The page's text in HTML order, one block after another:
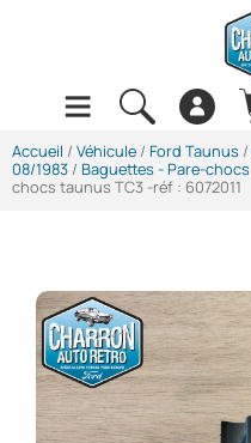
Accueil / Véhicule / Ford Taunus /
08/1983 / Baguettes - Pare-chocs
chocs taunus TC3 -réf : 6072011